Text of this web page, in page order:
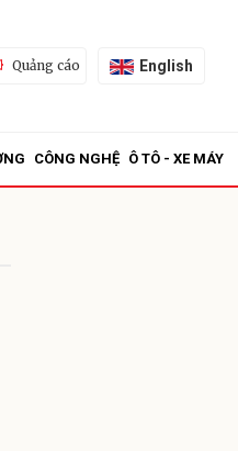
Quảng cáo English
CÔNG NGHỆ Ô TÔ - XE MÁY